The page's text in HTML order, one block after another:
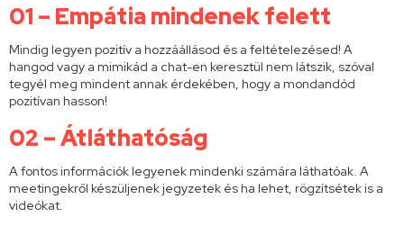
01 – Empátia mindenek felett
Mindig legyen pozitív a hozzáállásod és a feltételezésed! A
hangod vagy a mimikád a chat-en keresztül nem látszik, szóval
tegyél meg mindent annak érdekében, hogy a mondandód
pozitívan hasson!
02 – Átláthatóság
A fontos információk legyenek mindenki számára láthatóak. A
meetingekről készüljenek jegyzetek és ha lehet, rögzítsétek is a
videókat.